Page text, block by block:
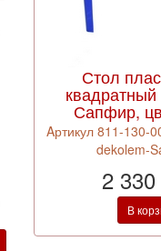
Стол
Сапфир,
Aртикул 811-130-
dekolem-
2
В